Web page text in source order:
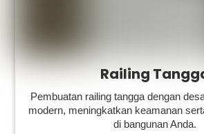
Railing
Pembuatan railing tangga dengan
modern, meningkatkan keamanan
di bangunan Anda.